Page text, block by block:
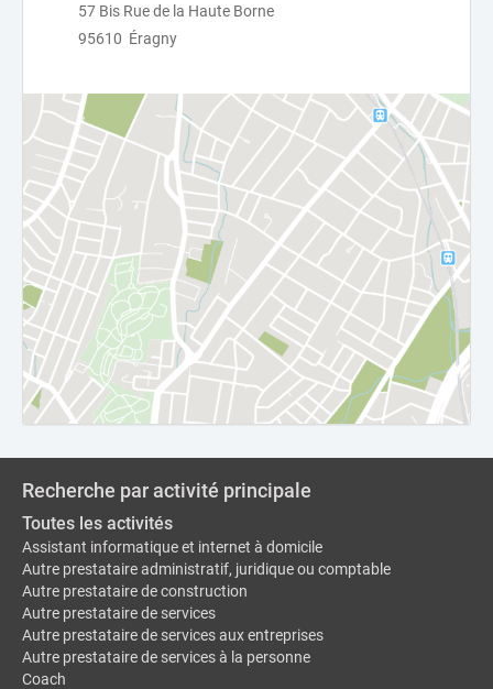
57 Bis Rue de la Haute Borne
95610 Éragny
Recherche par activité principale
Toutes les activités
Assistant informatique et internet à domicile
Autre prestataire administratif, juridique ou comptable
Autre prestataire de construction
Autre prestataire de services
Autre prestataire de services aux entreprises
Autre prestataire de services à la personne
Coach